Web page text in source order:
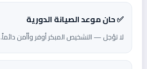
✅ حان موعد الصيانة الدورية
لا تؤجل — التشخيص المبكر أوفر وأأمن دائماً.